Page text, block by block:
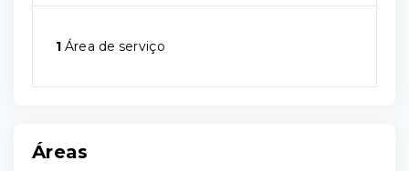
1 Área de serviço
Áreas